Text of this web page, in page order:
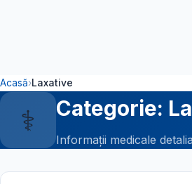
Acasă›Laxative
⚕️ Categorie:
Informații medicale